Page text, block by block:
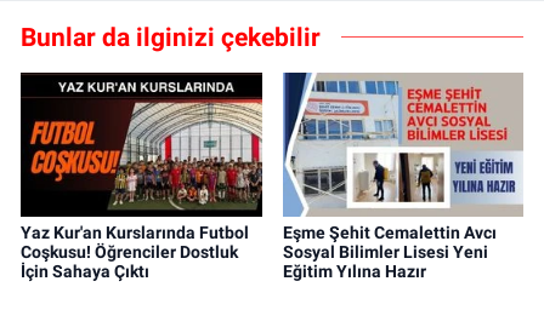
Bunlar da ilginizi çekebilir
Yaz Kur'an Kurslarında Futbol
Coşkusu! Öğrenciler Dostluk
İçin Sahaya Çıktı
Eşme Şehit Cemalettin Avcı
Sosyal Bilimler Lisesi Yeni
Eğitim Yılına Hazır